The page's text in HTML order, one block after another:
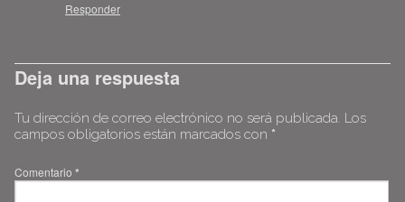
Responder
Deja una respuesta
Tu dirección de correo electrónico no será publicada. Los
campos obligatorios están marcados con *
Comentario *